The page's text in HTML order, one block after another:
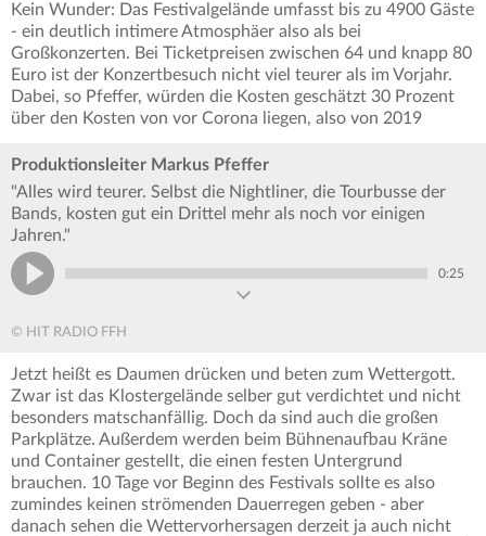
Kein Wunder: Das Festivalgelände umfasst bis zu 4900 Gäste
- ein deutlich intimere Atmosphäer also als bei
Großkonzerten. Bei Ticketpreisen zwischen 64 und knapp 80
Euro ist der Konzertbesuch nicht viel teurer als im Vorjahr.
Dabei, so Pfeffer, würden die Kosten geschätzt 30 Prozent
über den Kosten von vor Corona liegen, also von 2019
Produktionsleiter Markus Pfeffer
"Alles wird teurer. Selbst die Nightliner, die Tourbusse der
Bands, kosten gut ein Drittel mehr als noch vor einigen
Jahren."
0:25
© HIT RADIO FFH
Jetzt heißt es Daumen drücken und beten zum Wettergott.
Zwar ist das Klostergelände selber gut verdichtet und nicht
besonders matschanfällig. Doch da sind auch die großen
Parkplätze. Außerdem werden beim Bühnenaufbau Kräne
und Container gestellt, die einen festen Untergrund
brauchen. 10 Tage vor Beginn des Festivals sollte es also
zumindes keinen strömenden Dauerregen geben - aber
danach sehen die Wettervorhersagen derzeit ja auch nicht